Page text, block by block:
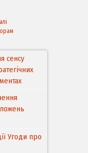
сенсу
Угоди про